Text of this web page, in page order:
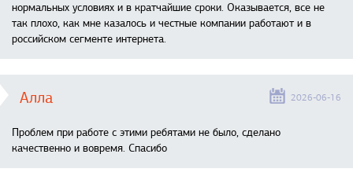
нормальных условиях и в кратчайшие сроки. Оказывается, все не
так плохо, как мне казалось и честные компании работают и в
российском сегменте интернета.
Алла 2026-06-16
Проблем при работе с этими ребятами не было, сделано
качественно и вовремя. Спасибо